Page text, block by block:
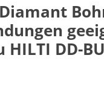
HILTI DD-